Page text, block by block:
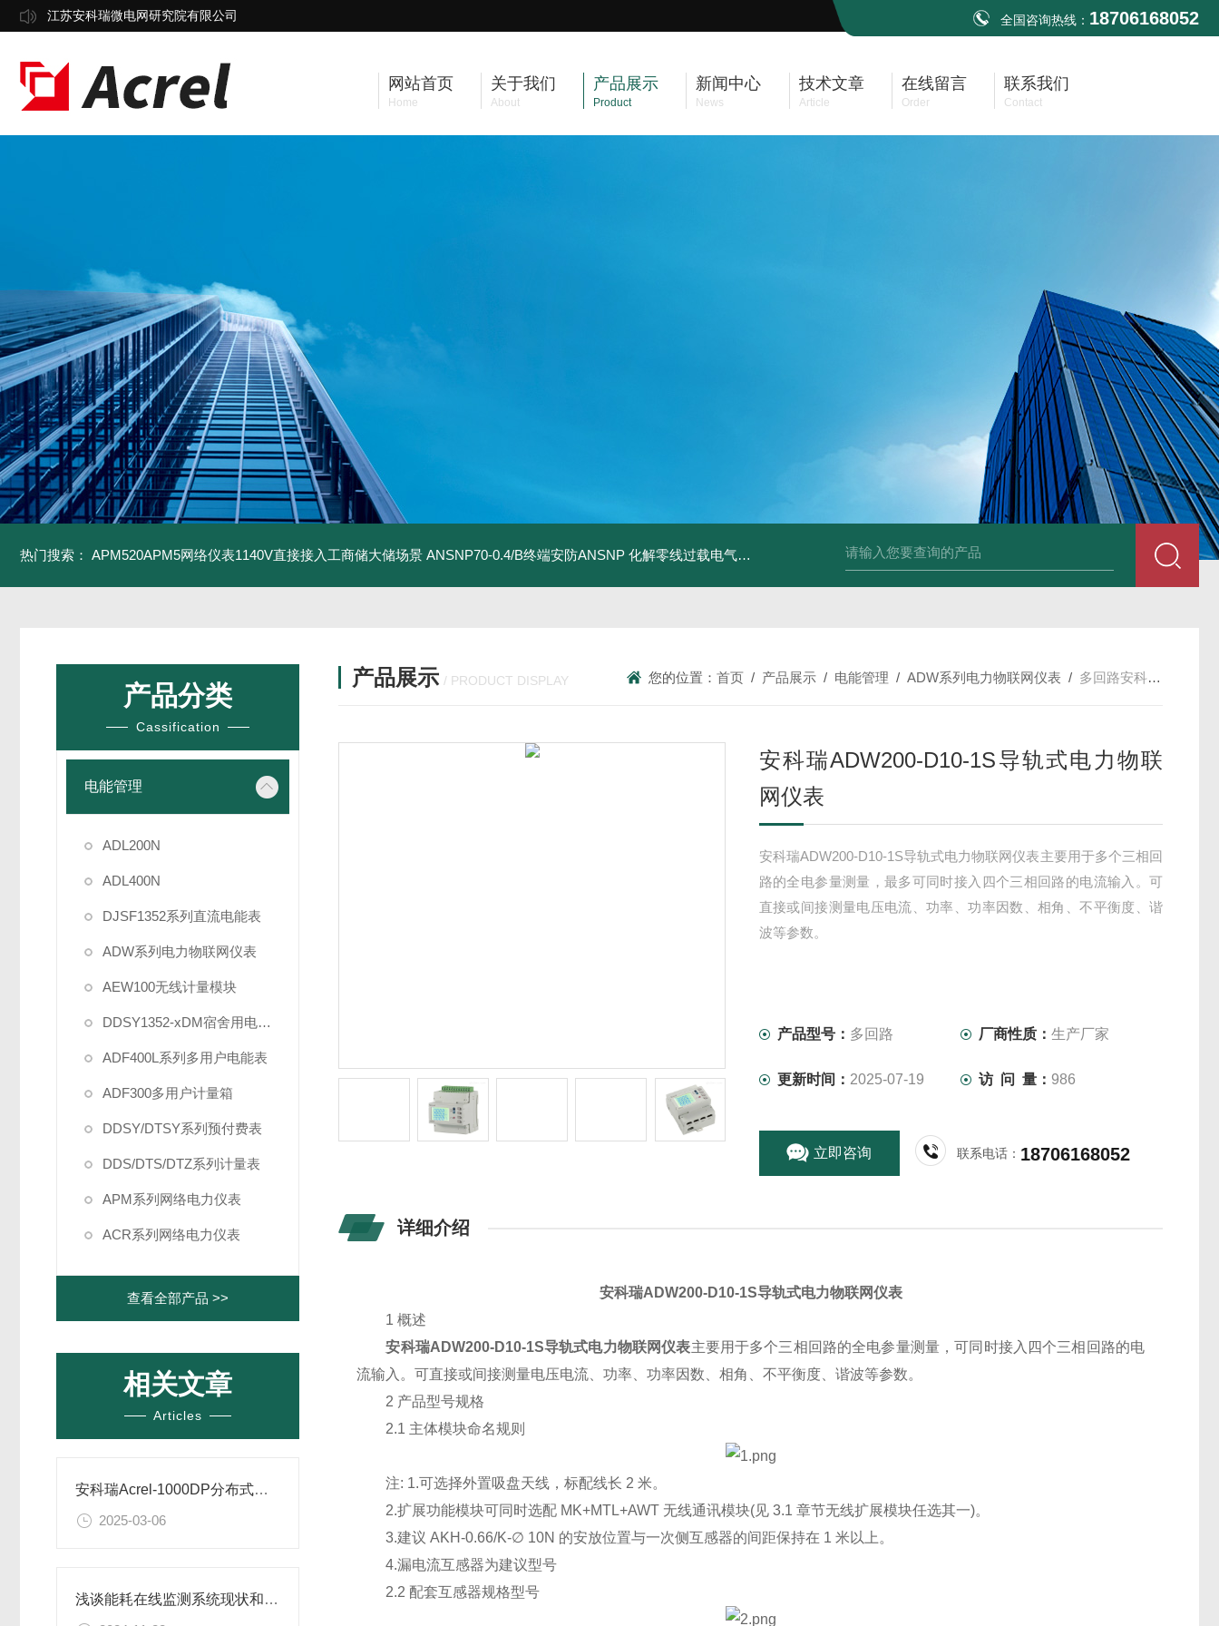
江苏安科瑞微电网研究院有限公司 全国咨询热线： 18706168052
网站首页
Home
关于我们
About
产品展示
Product
新闻中心
News
技术文章
Article
在线留言
Order
联系我们
Contact
热门搜索： APM520APM5网络仪表1140V直接接入工商储大储场景 ANSNP70-0.4/B终端安防ANSNP 化解零线过载电气隐患案例 ANSNP70-0.4/B终端安防ANSNP 化解零线过载电气隐患 数据冻结
产品分类
Cassification
电能管理
ADL200N
ADL400N
DJSF1352系列直流电能表
ADW系列电力物联网仪表
AEW100无线计量模块
DDSY1352-xDM宿舍用电管理
ADF400L系列多用户电能表
ADF300多用户计量箱
DDSY/DTSY系列预付费表
DDS/DTS/DTZ系列计量表
APM系列网络电力仪表
ACR系列网络电力仪表
查看全部产品 >>
相关文章
Articles
安科瑞Acrel-1000DP分布式光伏监控系统在某分布式光伏发电项目中的应用
2025-03-06
浅谈能耗在线监测系统现状和建设意义
产品展示 / PRODUCT DISPLAY 您的位置：首页 / 产品展示 / 电能管理 /ADW系列电力物联网仪表 / 多回路安科瑞ADW200-D10-1S导轨式电力物联网仪表
安科瑞ADW200-D10-1S导轨式电力物联
网仪表
安科瑞ADW200-D10-1S导轨式电力物联网仪表主要用于多个三相回
路的全电参量测量，最多可同时接入四个三相回路的电流输入。可
直接或间接测量电压电流、功率、功率因数、相角、不平衡度、谐
波等参数。
产品型号： 多回路 厂商性质：生产厂家
更新时间： 2025-07-19 访 问 量： 986
立即咨询 联系电话： 18706168052
详细介绍
安科瑞ADW200-D10-1S导轨式电力物联网仪表
1 概述
安科瑞ADW200-D10-1S导轨式电力物联网仪表主要用于多个三相回路的全电参量测量，可同时接入四个三相回路的电
流输入。可直接或间接测量电压电流、功率、功率因数、相角、不平衡度、谐波等参数。
2 产品型号规格
2.1 主体模块命名规则
注: 1.可选择外置吸盘天线，标配线长 2 米。
2.扩展功能模块可同时选配 MK+MTL+AWT 无线通讯模块(见 3.1 章节无线扩展模块任选其一)。
3.建议 AKH-0.66/K-∅ 10N 的安放位置与一次侧互感器的间距保持在 1 米以上。
4.漏电流互感器为建议型号
2.2 配套互感器规格型号